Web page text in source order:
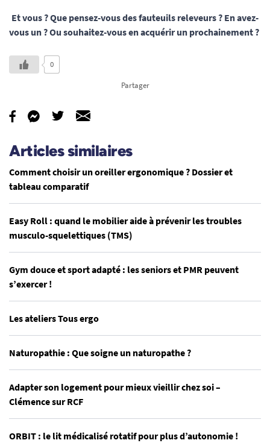
Et vous ? Que pensez-vous des fauteuils releveurs ? En avez-
vous un ? Ou souhaitez-vous en acquérir un prochainement ?
0
Partager
Articles similaires
Comment choisir un oreiller ergonomique ? Dossier et
tableau comparatif
Easy Roll : quand le mobilier aide à prévenir les troubles
musculo-squelettiques (TMS)
Gym douce et sport adapté : les seniors et PMR peuvent
s’exercer !
Les ateliers Tous ergo
Naturopathie : Que soigne un naturopathe ?
Adapter son logement pour mieux vieillir chez soi –
Clémence sur RCF
ORBIT : le lit médicalisé rotatif pour plus d’autonomie !